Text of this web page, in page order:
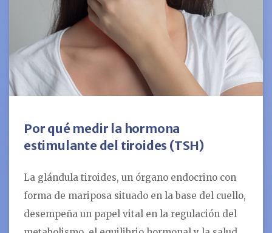
Por qué medir la hormona
estimulante del tiroides (TSH)
La glándula tiroides, un órgano endocrino con
forma de mariposa situado en la base del cuello,
desempeña un papel vital en la regulación del